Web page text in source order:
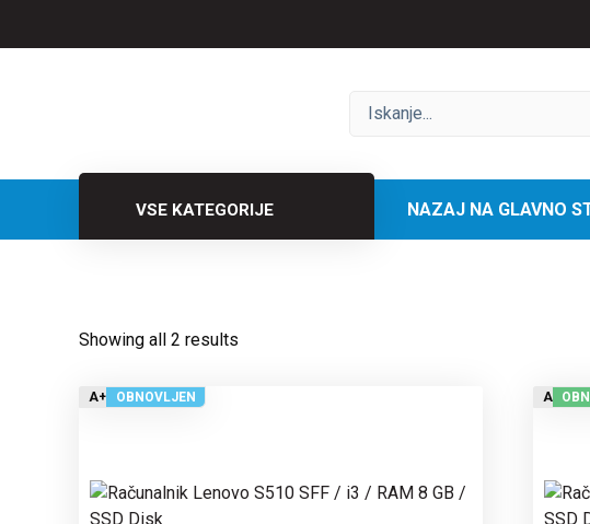
VSE KATEGORIJE NAZAJ NA GLAVNO
Showing all 2 results
A+ OBNOVLJEN A